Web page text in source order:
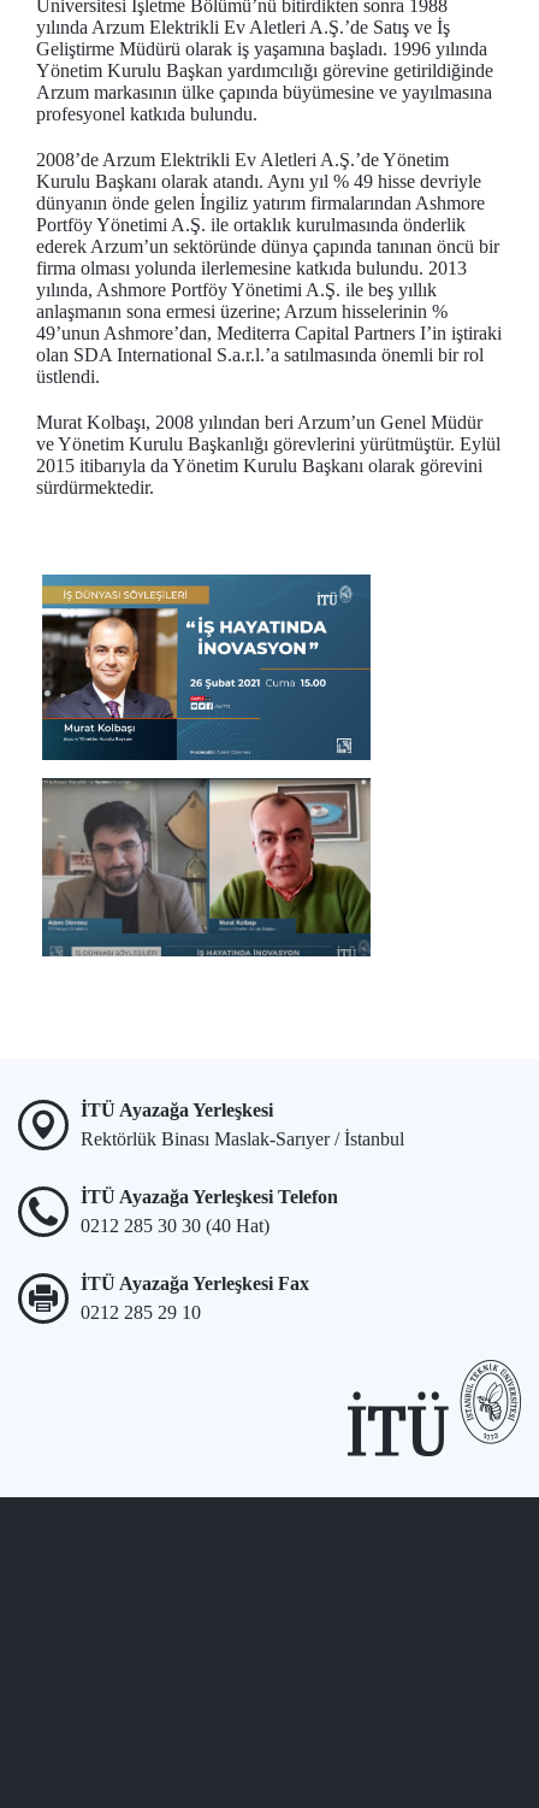
Üniversitesi İşletme Bölümü’nü bitirdikten sonra 1988
yılında Arzum Elektrikli Ev Aletleri A.Ş.’de Satış ve İş
Geliştirme Müdürü olarak iş yaşamına başladı. 1996 yılında
Yönetim Kurulu Başkan yardımcılığı görevine getirildiğinde
Arzum markasının ülke çapında büyümesine ve yayılmasına
profesyonel katkıda bulundu.
2008’de Arzum Elektrikli Ev Aletleri A.Ş.’de Yönetim
Kurulu Başkanı olarak atandı. Aynı yıl % 49 hisse devriyle
dünyanın önde gelen İngiliz yatırım firmalarından Ashmore
Portföy Yönetimi A.Ş. ile ortaklık kurulmasında önderlik
ederek Arzum’un sektöründe dünya çapında tanınan öncü bir
firma olması yolunda ilerlemesine katkıda bulundu. 2013
yılında, Ashmore Portföy Yönetimi A.Ş. ile beş yıllık
anlaşmanın sona ermesi üzerine; Arzum hisselerinin %
49’unun Ashmore’dan, Mediterra Capital Partners I’in iştiraki
olan SDA International S.a.r.l.’a satılmasında önemli bir rol
üstlendi.
Murat Kolbaşı, 2008 yılından beri Arzum’un Genel Müdür
ve Yönetim Kurulu Başkanlığı görevlerini yürütmüştür. Eylül
2015 itibarıyla da Yönetim Kurulu Başkanı olarak görevini
sürdürmektedir.
İTÜ Ayazağa Yerleşkesi
Rektörlük Binası Maslak-Sarıyer / İstanbul
İTÜ Ayazağa Yerleşkesi Telefon
0212 285 30 30 (40 Hat)
İTÜ Ayazağa Yerleşkesi Fax
0212 285 29 10